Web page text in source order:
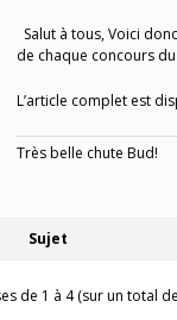
Salut à tous, Voici
de chaque concours
L’article complet est
Très belle chute Bud!
Sujet
de 1 à 4 (sur un total